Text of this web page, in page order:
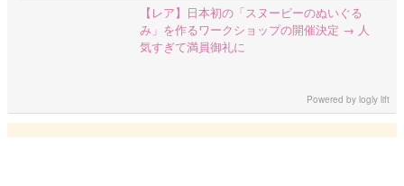
【レア】日本初の「スヌーピーのぬいぐる
み」を作るワークショップの開催決定 → 人
気すぎて満員御礼に
Powered bylogly lift